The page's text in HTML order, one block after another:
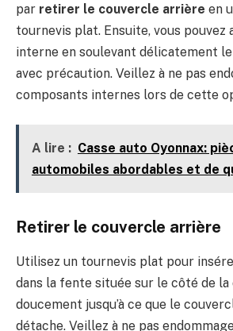
par retirer le couvercle arrière en
tournevis plat. Ensuite, vous pouvez
interne en soulevant délicatement
avec précaution. Veillez à ne pas
composants internes lors de cette
A lire : Casse auto Oyonnax:
automobiles abordables et de
Retirer le couvercle arrière
Utilisez un tournevis plat pour
dans la fente située sur le côté de
doucement jusqu’à ce que le
détache. Veillez à ne pas